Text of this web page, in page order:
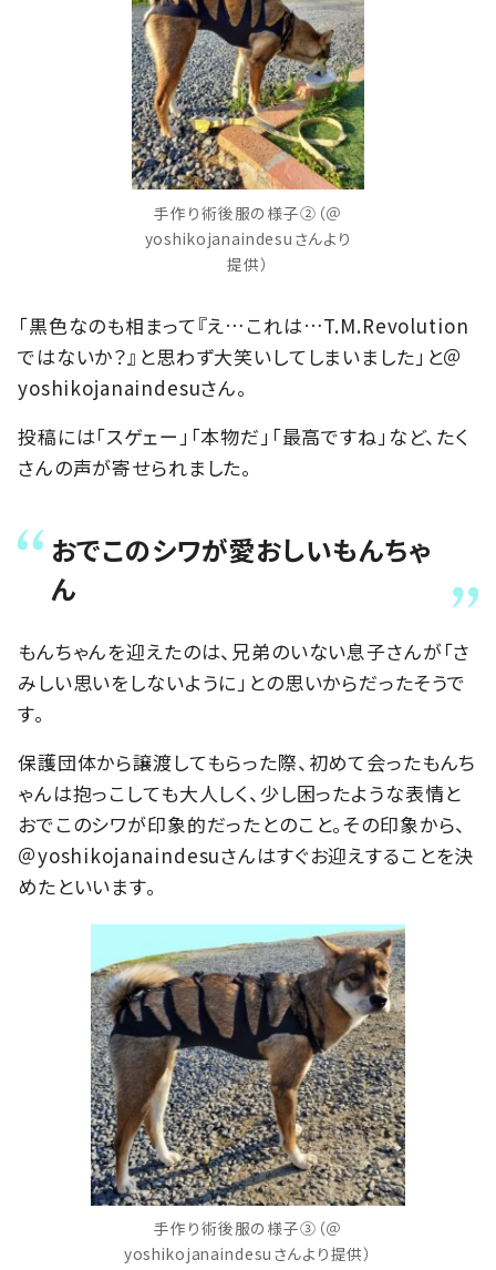
手作り術後服の様子②（＠
yoshikojanaindesuさんより
提供）
「黒色なのも相まって『え…これは…T.M.Revolution
ではないか？』と思わず大笑いしてしまいました」と＠
yoshikojanaindesuさん。
投稿には「スゲェー」「本物だ」「最高ですね」など、たく
さんの声が寄せられました。
おでこのシワが愛おしいもんちゃ
ん
もんちゃんを迎えたのは、兄弟のいない息子さんが「さ
みしい思いをしないように」との思いからだったそうで
す。
保護団体から譲渡してもらった際、初めて会ったもんち
ゃんは抱っこしても大人しく、少し困ったような表情と
おでこのシワが印象的だったとのこと。その印象から、
＠yoshikojanaindesuさんはすぐお迎えすることを決
めたといいます。
手作り術後服の様子③（＠
yoshikojanaindesuさんより提供）